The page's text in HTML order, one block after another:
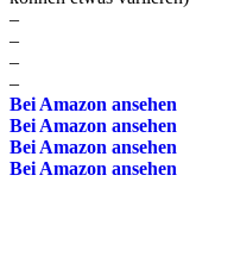
–
–
–
–
Bei Amazon ansehen
Bei Amazon ansehen
Bei Amazon ansehen
Bei Amazon ansehen